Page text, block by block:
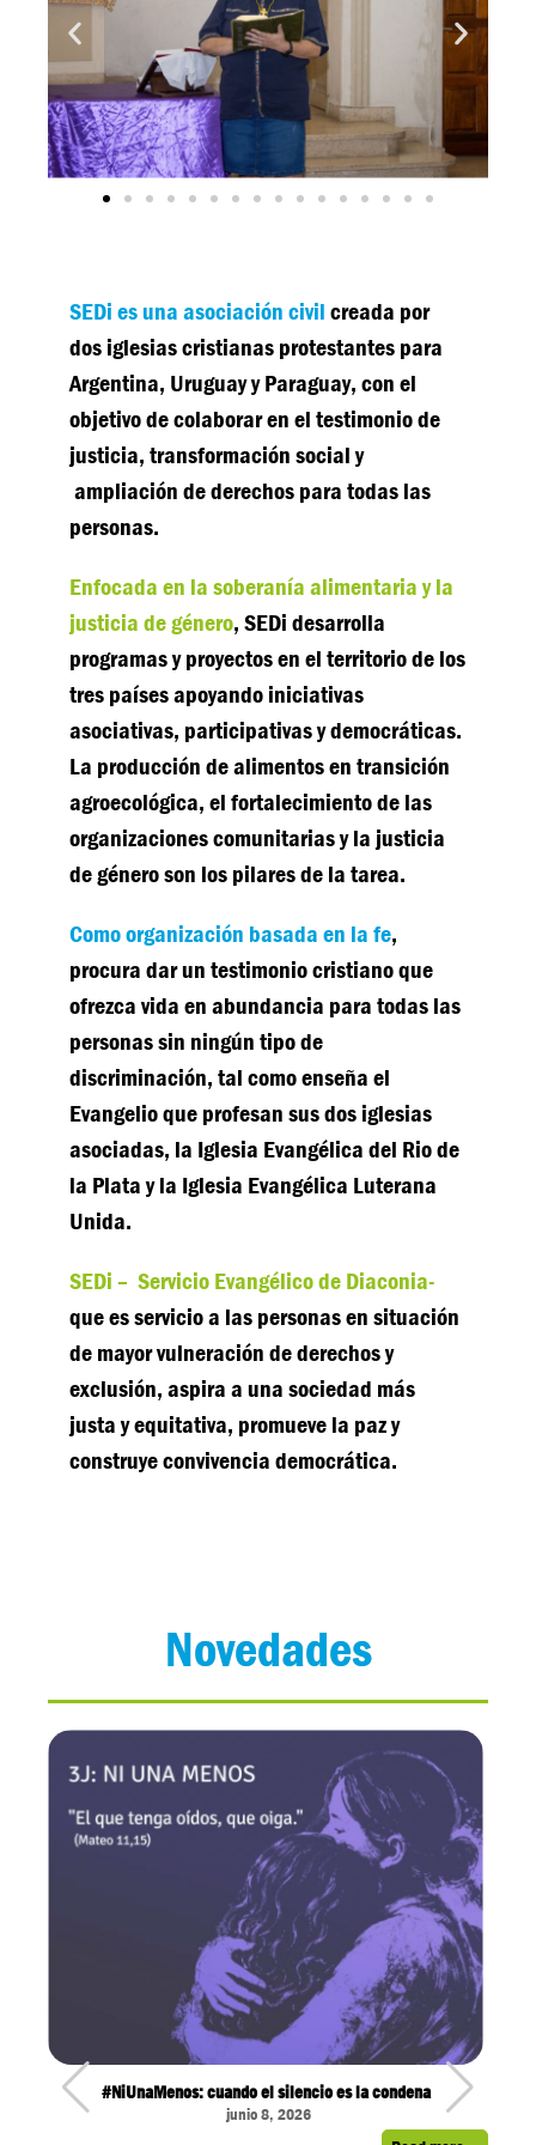
SEDi es una asociación civil creada por
dos iglesias cristianas protestantes para
Argentina, Uruguay y Paraguay, con el
objetivo de colaborar en el testimonio de
justicia, transformación social y
ampliación de derechos para todas las
personas.
Enfocada en la soberanía alimentaria y la
justicia de género, SEDi desarrolla
programas y proyectos en el territorio de los
tres países apoyando iniciativas
asociativas, participativas y democráticas.
La producción de alimentos en transición
agroecológica, el fortalecimiento de las
organizaciones comunitarias y la justicia
de género son los pilares de la tarea.
Como organización basada en la fe,
procura dar un testimonio cristiano que
ofrezca vida en abundancia para todas las
personas sin ningún tipo de
discriminación, tal como enseña el
Evangelio que profesan sus dos iglesias
asociadas, la Iglesia Evangélica del Rio de
la Plata y la Iglesia Evangélica Luterana
Unida.
SEDi – Servicio Evangélico de Diaconia-
que es servicio a las personas en situación
de mayor vulneración de derechos y
exclusión, aspira a una sociedad más
justa y equitativa, promueve la paz y
construye convivencia democrática.
Novedades
#NiUnaMenos: cuando el silencio es la condena
junio 8, 2026